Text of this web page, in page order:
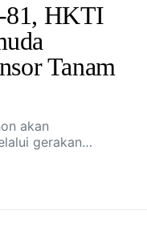
81, HKTI
Tanam
akan
gerakan…